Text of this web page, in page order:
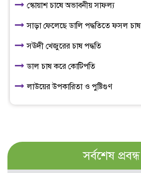
স্কোয়াশ চাষে অভাবনীয় সাফল্য
সাড়া ফেলেছে ডালি পদ্ধতিতে ফসল চাষ
সঊদী খেজুরের চাষ পদ্ধতি
ডাল চাষ করে কোটিপতি
লাউয়ের উপকারিতা ও পুষ্টিগুণ
সর্বশেষ প্রবন্ধ